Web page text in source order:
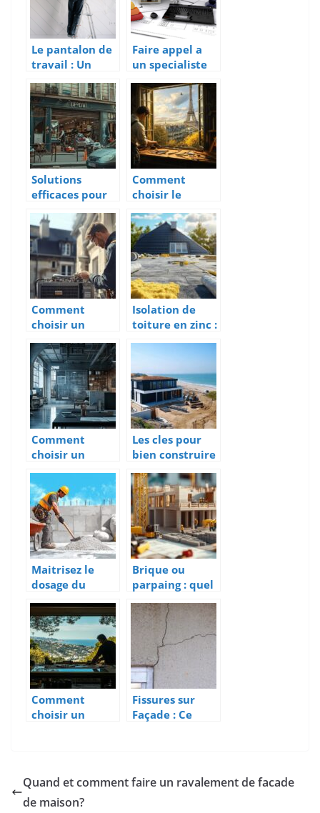
Le pantalon de
travail : Un
indispensable
pour les
professionnels
exigeants
Faire appel a
un specialiste
de la
construction
eco-
responsable
pour renover
votre maison
Solutions
efficaces pour
trouver un
dépannage
rapide de
volets roulants
à Paris
Comment
choisir le
meilleur
service de
réparation de
fenêtres à Paris
?
Comment
choisir un
chauffagiste
pour
l’installation
d’une pompe à
chaleur à
Quimper ?
Isolation de
toiture en zinc :
5 solutions
budget-friendly
contre les
infiltrations
Comment
choisir un
bureau
d’études
ingénierie pour
vos projets
industriels ?
Les cles pour
bien construire
sa maison aux
Sables d’Olonne
Maitrisez le
dosage du
beton : Calculs
et proportions
pour vos
travaux
Brique ou
parpaing : quel
matériau
choisir pour
respecter les
normes RT 2025
?
Comment
choisir un
pour vos
projets de
verre sur
Fissures sur
Façade : Ce
Rénover
Quand et comment faire un ravalement de facade
de maison?